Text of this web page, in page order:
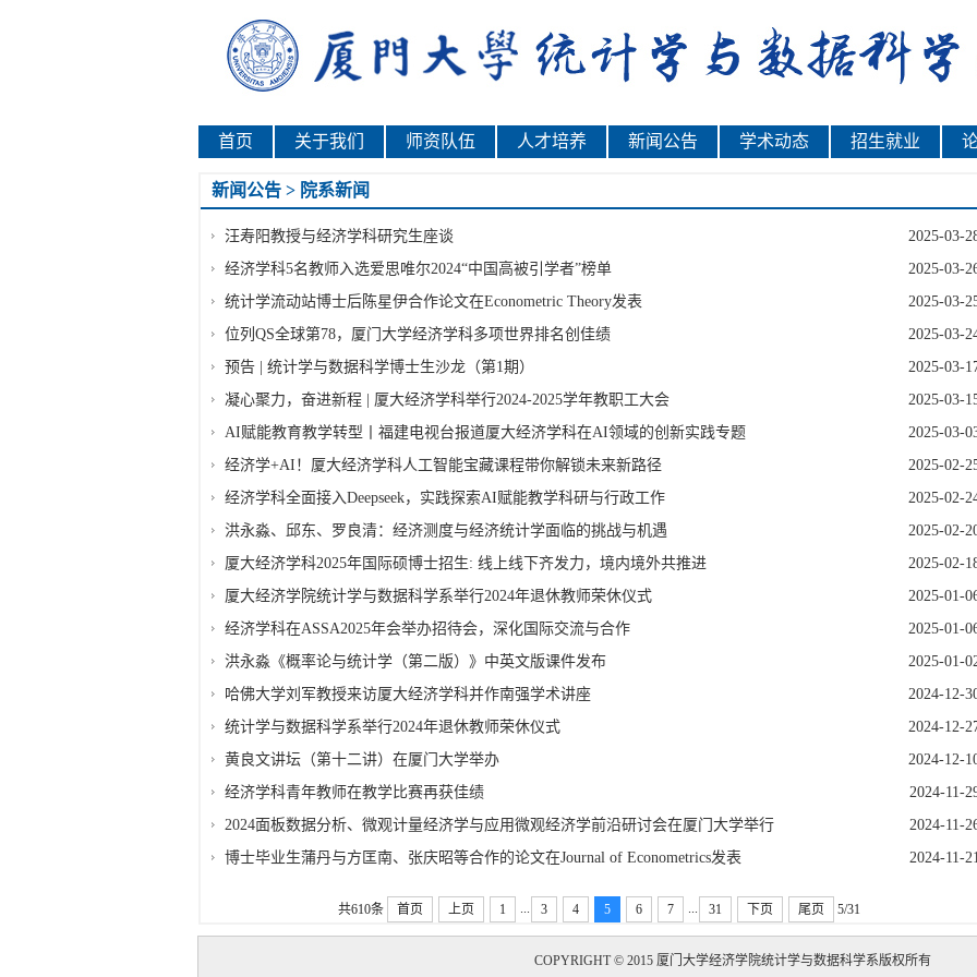
首页 关于我们 师资队伍 人才培养 新闻公告 学术动态 招生就业
新闻公告 > 院系新闻
2025-03-
汪寿阳教授与经济学科研究生座谈
2025-03-
经济学科5名教师入选爱思唯尔2024“中国高被引学者”榜单
2025-03-
统计学流动站博士后陈星伊合作论文在Econometric Theory发表
2025-03-
位列QS全球第78，厦门大学经济学科多项世界排名创佳绩
2025-03-
预告 | 统计学与数据科学博士生沙龙（第1期）
2025-03-
凝心聚力，奋进新程 | 厦大经济学科举行2024-2025学年教职工大会
2025-03-
AI赋能教育教学转型丨福建电视台报道厦大经济学科在AI领域的创新实践专题
2025-02-
经济学+AI！厦大经济学科人工智能宝藏课程带你解锁未来新路径
2025-02-
经济学科全面接入Deepseek，实践探索AI赋能教学科研与行政工作
2025-02-
洪永淼、邱东、罗良清：经济测度与经济统计学面临的挑战与机遇
2025-02-
厦大经济学科2025年国际硕博士招生: 线上线下齐发力，境内境外共推进
2025-01-
厦大经济学院统计学与数据科学系举行2024年退休教师荣休仪式
2025-01-
经济学科在ASSA2025年会举办招待会，深化国际交流与合作
2025-01-
洪永淼《概率论与统计学（第二版）》中英文版课件发布
2024-12-
哈佛大学刘军教授来访厦大经济学科并作南强学术讲座
2024-12-
统计学与数据科学系举行2024年退休教师荣休仪式
2024-12-
黄良文讲坛（第十二讲）在厦门大学举办
2024-11-
经济学科青年教师在教学比赛再获佳绩
2024-11-
2024面板数据分析、微观计量经济学与应用微观经济学前沿研讨会在厦门大学举行
2024-11-
博士毕业生蒲丹与方匡南、张庆昭等合作的论文在Journal of Econometrics发表
共610条 首页 上页 1 3 4 5 6 7 31 下页 尾页 5/31
COPYRIGHT © 2015 厦门大学经济学院统计学与数据科学系版权所有